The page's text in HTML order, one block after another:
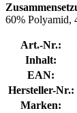
60% Polyamid,
Art.-Nr.:
Inhalt:
EAN:
Hersteller-Nr.:
Marken: